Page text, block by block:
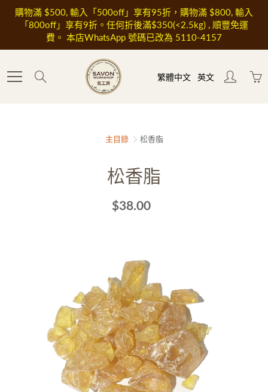
Skip
Content
購物滿 $500, 輸入「500off」享有95折，購物滿 $800, 輸入
「800off」享有9折。任何折後滿$350(<2.5kg) , 順豐免運
費。 本店WhatsApp 號碼已改為 5110-4157
繁體中文 英文
主目錄 松香脂
松香脂
$38.00